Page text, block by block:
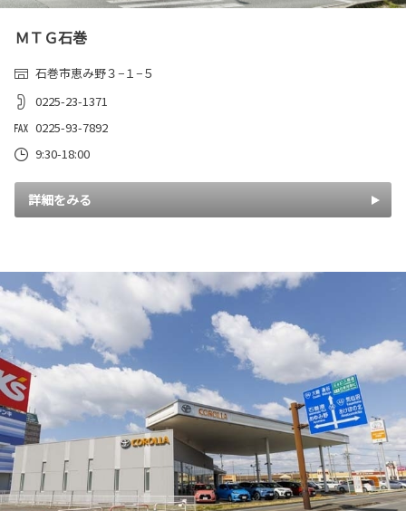
ＭＴＧ石巻
石巻市恵み野３−１−５
0225-23-1371
0225-93-7892
9:30-18:00
詳細をみる